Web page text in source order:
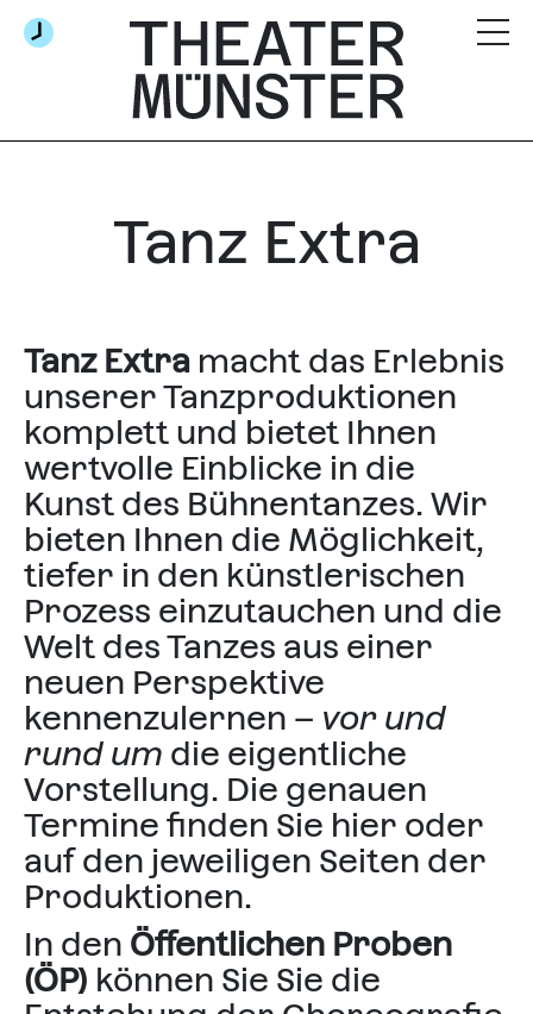
Tanz Extra
Tanz Extra macht das Erlebnis
unserer Tanzproduktionen
komplett und bietet Ihnen
wertvolle Einblicke in die
Kunst des Bühnentanzes. Wir
bieten Ihnen die Möglichkeit,
tiefer in den künstlerischen
Prozess einzutauchen und die
Welt des Tanzes aus einer
neuen Perspektive
kennenzulernen – vor und
rund um die eigentliche
Vorstellung. Die genauen
Termine finden Sie hier oder
auf den jeweiligen Seiten der
Produktionen.
In den Öffentlichen Proben
(ÖP) können Sie Sie die